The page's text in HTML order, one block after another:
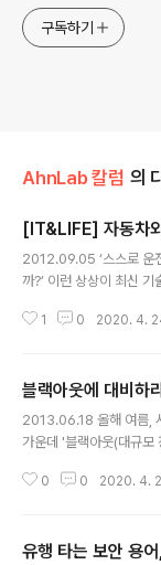
구독하기
AhnLab 칼럼 의
[IT&LIFE] 자동차
2012.09.05 ‘스스로 운
까?’ 이런 상상이 최신
차가 시험 운전면허를 취
에 미숙한 사람이나 장애
이는 데에도 도움이 될
운행에 필요한 주요 기능
래 되었다. 또한, 앞으로
1 0 2020. 4.
블랙아웃에 대비하
2013.06.18 올해 여름,
가운데 '블랙아웃(대규모
비 20% 감축, 7~8월 지
머리를 맞대고 있다. 이
0 0 2020. 4.
유행 타는 보안 용